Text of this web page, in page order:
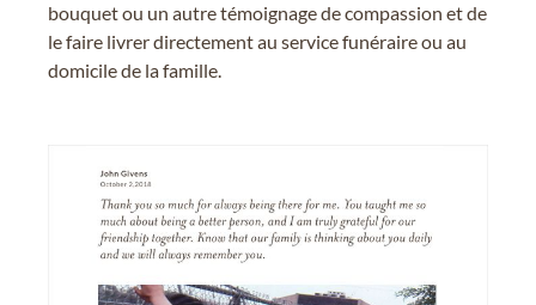
bouquet ou un autre témoignage de compassion et de
le faire livrer directement au service funéraire ou au
domicile de la famille.